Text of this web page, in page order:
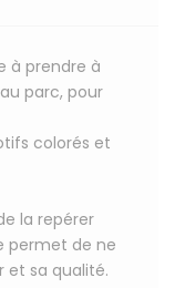
à prendre à
parc, pour
colorés et
la repérer
permet de ne
et sa qualité.